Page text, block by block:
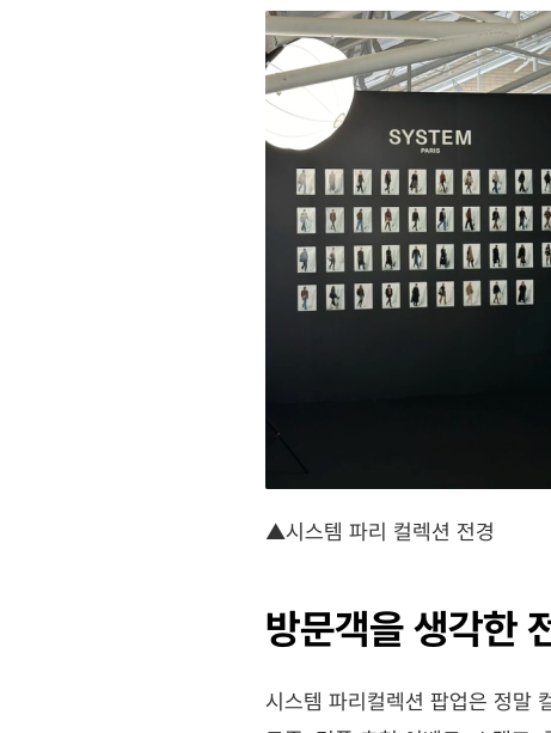
▲시스템 파리 컬렉션 전경
방문객을 생각한
시스템 파리컬렉션 팝업은 정말